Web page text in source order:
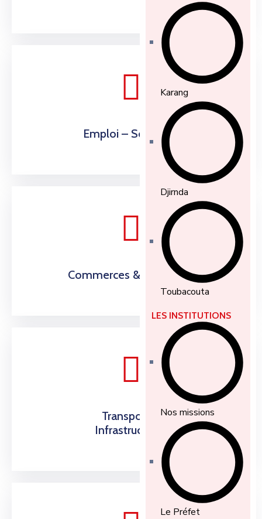
Karang
Djirnda
Toubacouta
LES INSTITUTIONS
Nos missions
Le Préfet
Emploi – Solidarité
Commerces & Economie
Transport &
Infrastructures